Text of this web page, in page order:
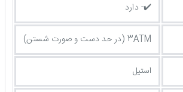
✔️- دارد
3ATM (در حد دست و صورت شستن)
استیل